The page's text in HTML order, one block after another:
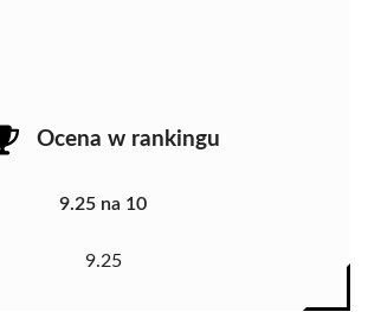
Ocena w rankingu
9.25 na 10
9.25